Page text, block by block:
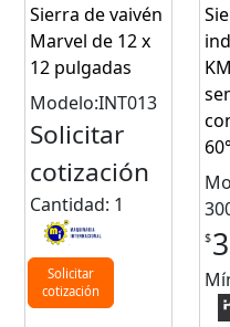
Sierra de vaivén
Marvel de 12 x
12 pulgadas
Modelo:INT013
Solicitar
cotización
Cantidad: 1
Solicitar
cotización
60°
$